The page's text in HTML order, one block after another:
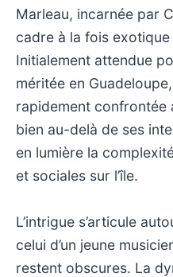
Marleau, incarnée par
cadre à la fois
Initialement attendue
méritée en
rapidement confrontée
bien au-delà de ses
en lumière la
et sociales sur l’île.
L’intrigue s’articule
celui d’un jeune
restent obscures. La